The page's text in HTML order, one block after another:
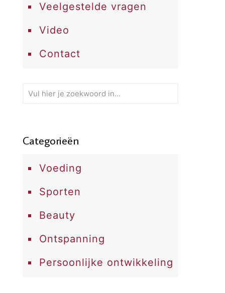
Veelgestelde vragen
Video
Contact
Categorieën
Voeding
Sporten
Beauty
Ontspanning
Persoonlijke ontwikkeling